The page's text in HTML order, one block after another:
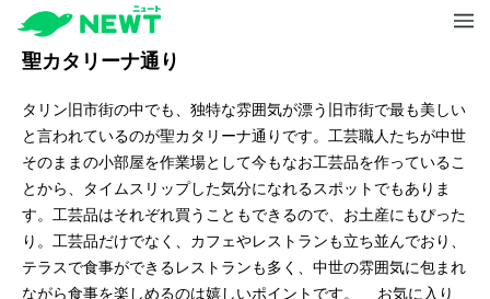
聖カタリーナ通り
タリン旧市街の中でも、独特な雰囲気が漂う旧市街で最も美しい
と言われているのが聖カタリーナ通りです。工芸職人たちが中世
そのままの小部屋を作業場として今もなお工芸品を作っているこ
とから、タイムスリップした気分になれるスポットでもありま
す。工芸品はそれぞれ買うこともできるので、お土産にもぴった
り。工芸品だけでなく、カフェやレストランも立ち並んでおり、
テラスで食事ができるレストランも多く、中世の雰囲気に包まれ
ながら食事を楽しめるのは嬉しいポイントです。 お気に入り